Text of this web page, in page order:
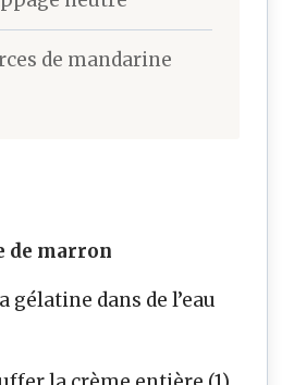
de mandarine
de marron
gélatine dans de l’eau